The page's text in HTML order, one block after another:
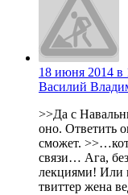
18 июня 2014 в
Василий
>>Да с
оно. Ответить
сможет.
связи… Ага,
лекциями! Или
твиттер жена